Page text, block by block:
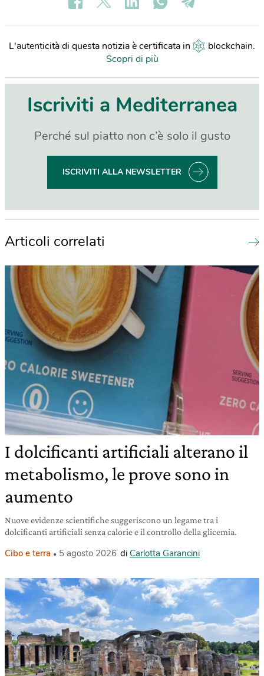
L'autenticità di questa notizia è certificata in blockchain.
Scopri di più
Iscriviti a Mediterranea
Perché sul piatto non c’è solo il gusto
ISCRIVITI ALLA NEWSLETTER
Articoli correlati
I dolcificanti artificiali alterano il
metabolismo, le prove sono in
aumento
Nuove evidenze scientifiche suggeriscono un legame tra i
dolcificanti artificiali senza calorie e il controllo della glicemia.
Cibo e terra 5 agosto 2026 di Carlotta Garancini